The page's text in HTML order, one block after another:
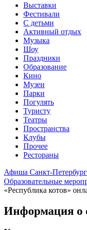
Выставки
Фестивали
С детьми
Активный отдых
Музыка
Шоу
Праздники
Образование
Кино
Музеи
Парки
Погулять
Туристу
Театры
Пространства
Клубы
Прочее
Рестораны
Афиша Санкт-
Образовательные
«Республика котов»
Информация о